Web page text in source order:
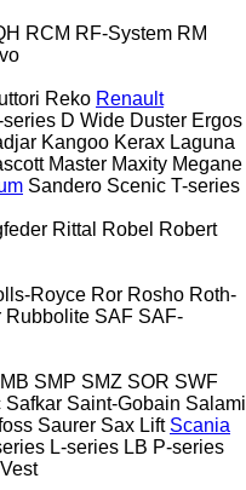
RCM RF-System RM
Reko Renault
series D Wide Duster Ergos
Kangoo Kerax Laguna
Master Maxity Megane
Sandero Scenic T-series
Rittal Robel Robert
Royce Ror Rosho Roth-
Rubbolite SAF SAF-
SMP SMZ SOR SWF
Safkar Saint-Gobain Salami
Saurer Sax Lift Scania
L-series LB P-series
Vest